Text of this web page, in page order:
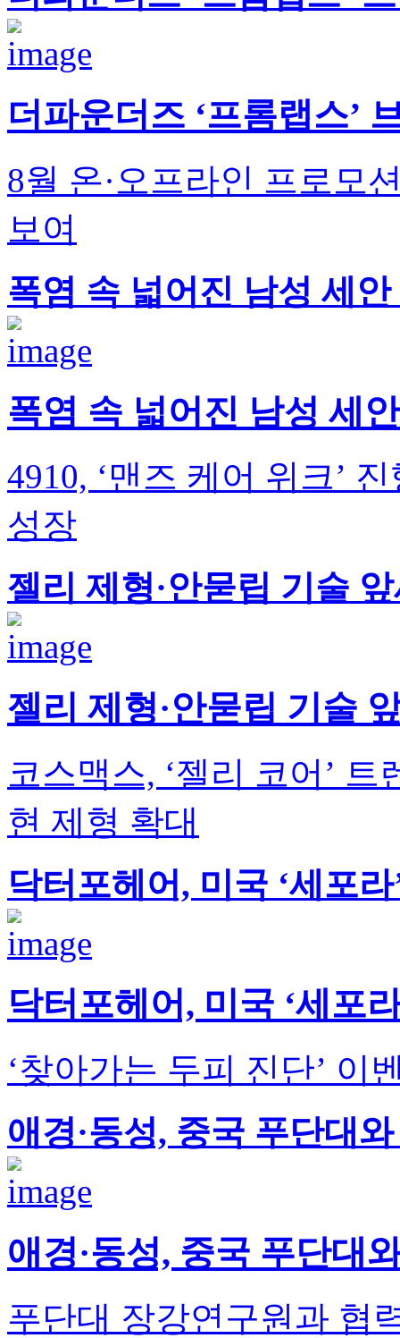
더파운더즈 ‘프롬랩스’
8월 온·오프라인 프로모
보여
폭염 속 넓어진 남성 세
폭염 속 넓어진 남성 세
4910, ‘맨즈 케어 위크’
성장
젤리 제형·안묻립 기술
젤리 제형·안묻립 기술
코스맥스, ‘젤리 코어’
현 제형 확대
닥터포헤어, 미국 ‘세포
닥터포헤어, 미국 ‘세포
‘찾아가는 두피 진단’
애경·동성, 중국 푸단대
애경·동성, 중국 푸단대
푸단대 장강연구원과 협